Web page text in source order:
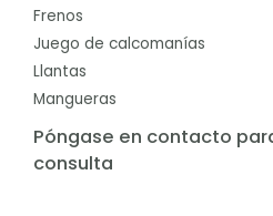
Frenos
Juego de calcomanías
Llantas
Mangueras
Póngase en contacto
consulta